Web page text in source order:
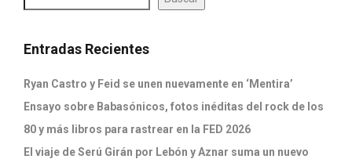
Entradas Recientes
Ryan Castro y Feid se unen nuevamente en ‘Mentira’
Ensayo sobre Babasónicos, fotos inéditas del rock de los
80 y más libros para rastrear en la FED 2026
El viaje de Serú Girán por Lebón y Aznar suma un nuevo